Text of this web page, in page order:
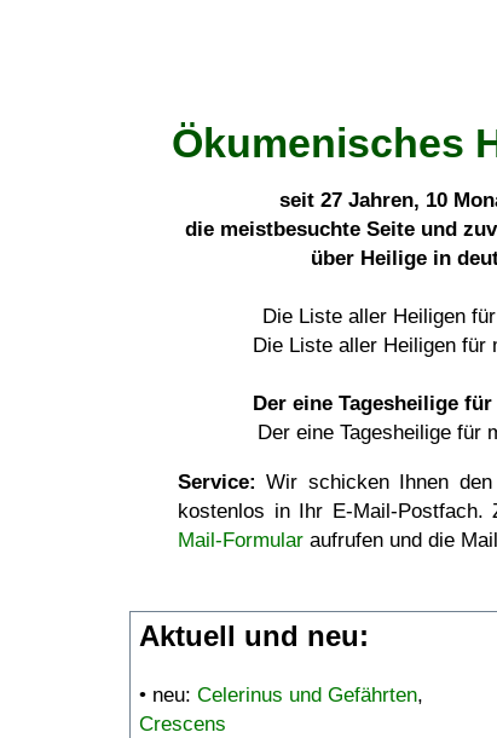
Ökumenisches
seit 27 Jahren, 10
die meistbesuchte Seite und
über Heilige in
Die Liste aller Heiligen
Die Liste aller Heiligen für
Der eine Tagesheilige
Der eine Tagesheilige für
Service: Wir schicken Ihnen
kostenlos in Ihr E-Mail-Postfach.
Mail-Formular aufrufen und die
Aktuell und neu:
• neu: Celerinus und Gefährten,
Crescens